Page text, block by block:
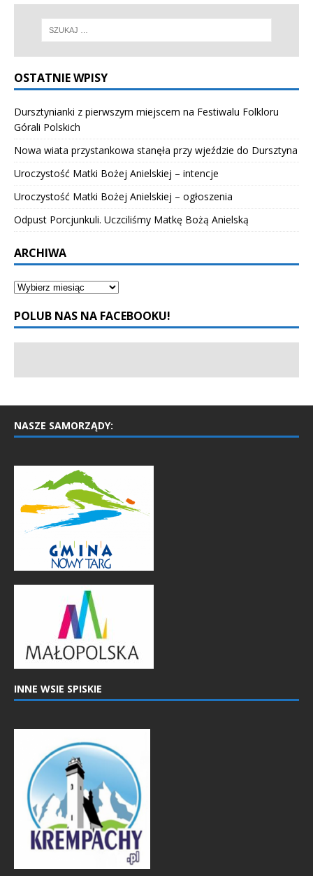
OSTATNIE WPISY
Dursztynianki z pierwszym miejscem na Festiwalu Folkloru
Górali Polskich
Nowa wiata przystankowa stanęła przy wjeździe do Dursztyna
Uroczystość Matki Bożej Anielskiej – intencje
Uroczystość Matki Bożej Anielskiej – ogłoszenia
Odpust Porcjunkuli. Uczciliśmy Matkę Bożą Anielską
ARCHIWA
POLUB NAS NA FACEBOOKU!
NASZE SAMORZĄDY:
INNE WSIE SPISKIE